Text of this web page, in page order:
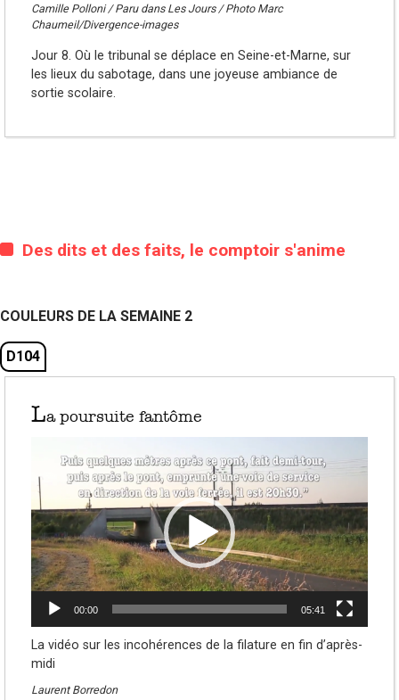
Camille Polloni / Paru dans Les Jours / Photo Marc
Chaumeil/Divergence-images
Jour 8. Où le tribunal se déplace en Seine-et-Marne, sur
les lieux du sabotage, dans une joyeuse ambiance de
sortie scolaire.
Des dits et des faits, le comptoir s'anime
COULEURS DE LA SEMAINE 2
D104
La poursuite fantôme
vidéo
00:00 05:41
La vidéo sur les incohérences de la filature en fin d’après-
midi
Laurent Borredon